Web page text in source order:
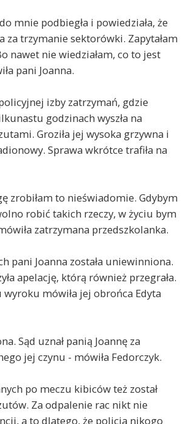
mnie podbiegła i powiedziała, że
za trzymanie sektorówki. Zapytałam
nawet nie wiedziałam, co to jest
pani Joanna.
izby zatrzymań, gdzie
godzinach wyszła na
Groziła jej wysoka grzywna i
Sprawa wkrótce trafiła na
zrobiłam to nieświadomie. Gdybym
robić takich rzeczy, w życiu bym
zatrzymana przedszkolanka.
pani Joanna została uniewinniona.
apelację, którą również przegrała.
wyroku mówiła jej obrońca Edyta
Sąd uznał panią Joannę za
jej czynu - mówiła Fedorczyk.
po meczu kibiców też został
Za odpalenie rac nikt nie
a to dlatego, że policja nikogo